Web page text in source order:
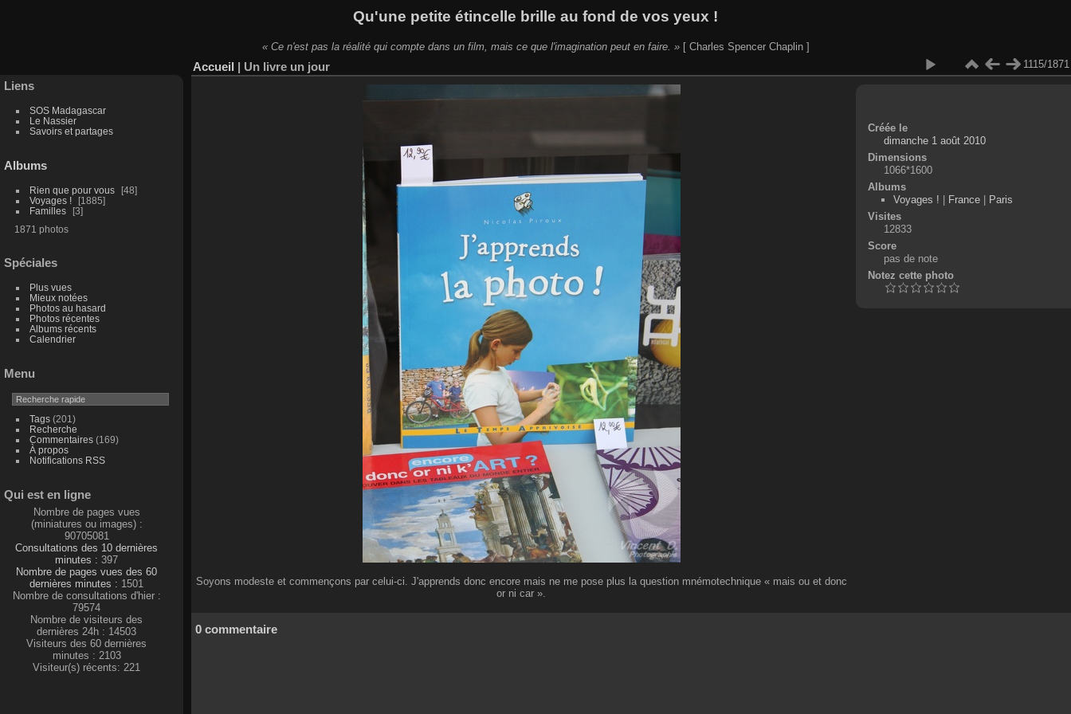
Qu'une petite étincelle brille au fond de vos yeux !
« Ce n'est pas la réalité qui compte dans un film, mais ce que l'imagination peut en faire. »[ Charles Spencer Chaplin ]
Liens
SOS Madagascar
Le Nassier
Savoirs et partages
Albums
Rien que pour vous
48
Voyages !
1885
Familles
3
1871 photos
Spéciales
Plus vues
Mieux notées
Photos au hasard
Photos récentes
Albums récents
Calendrier
Menu
Tags(201)
Recherche
Commentaires(169)
À propos
Notifications RSS
Qui est en ligne
Nombre de pages vues
(miniatures ou images) :
90705081
Consultations des 10 dernières
minutes :397
Nombre de pages vues des 60
dernières minutes : 1501
Nombre de consultations d'hier :
79574
Nombre de visiteurs des
dernières 24h : 14503
Visiteurs des 60 dernières
minutes : 2103
Visiteur(s) récents: 221
Accueil | Un livre un jour 1115/1871
Soyons modeste et commençons par celui-ci. J'apprends donc encore mais ne me pose plus la question mnémotechnique « mais ou et donc
or ni car ».
Créée le
dimanche 1 août 2010
Dimensions
1066*1600
Albums
Voyages !
France
Paris
Visites
12833
Score
pas de note
Notez cette photo
0 commentaire